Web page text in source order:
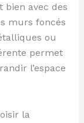
bien avec des
murs foncés
ou
permet
l’espace
la